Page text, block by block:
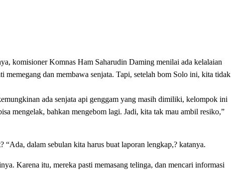
komisioner Komnas Ham Saharudin Daming menilai ada kelalaian
dan membawa senjata. Tapi, setelah bom Solo ini, kita tidak
ada senjata api genggam yang masih dimiliki, kelompok ini
mengelak, bahkan mengebom lagi. Jadi, kita tak mau ambil resiko,”
dalam sebulan kita harus buat laporan lengkap,? katanya.
Karena itu, mereka pasti memasang telinga, dan mencari informasi